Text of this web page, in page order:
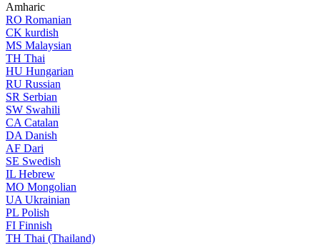
Amharic
RO Romanian
CK kurdish
MS Malaysian
TH Thai
HU Hungarian
RU Russian
SR Serbian
SW Swahili
CA Catalan
DA Danish
AF Dari
SE Swedish
IL Hebrew
MO Mongolian
UA Ukrainian
PL Polish
FI Finnish
TH Thai (Thailand)